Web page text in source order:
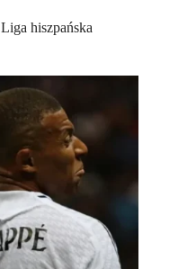
Liga hiszpańska